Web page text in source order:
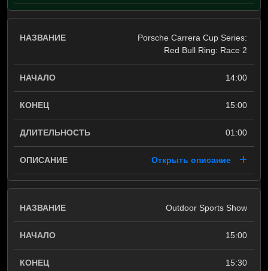
Porsche Carrera Cup Series:
Red Bull Ring: Race 2
14:00
15:00
01:00
Открыть описание
Outdoor Sports Show
15:00
15:30